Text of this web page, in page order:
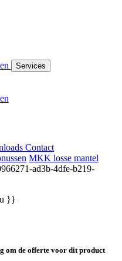
Services
Contact
MKK losse mantel
}}
om de offerte voor dit product